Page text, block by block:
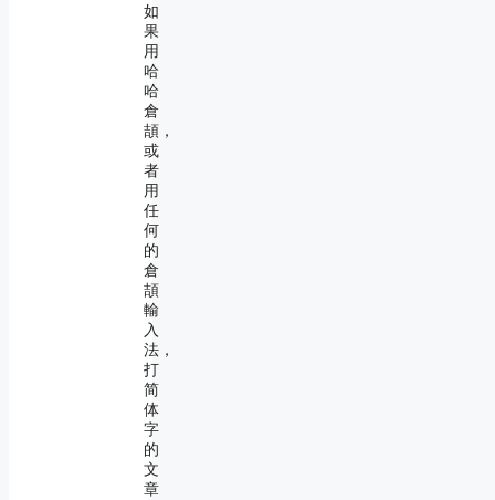
如
果
用
哈
哈
倉
頡，
或
者
用
任
何
的
倉
頡
輸
入
法，
打
简
体
字
的
文
章